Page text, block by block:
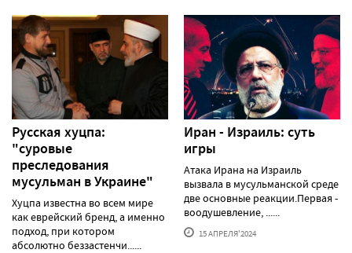
Русская хуцпа:
"суровые
преследования
мусульман в Украине"
Хуцпа известна во всем мире
как еврейский бренд, а именно
подход, при котором
абсолютно беззастенчи......
Иран - Израиль: суть
игры
Атака Ирана на Израиль
вызвала в мусульманской среде
две основные реакции.Первая -
воодушевление, ......
15 АПРЕЛЯ'2024